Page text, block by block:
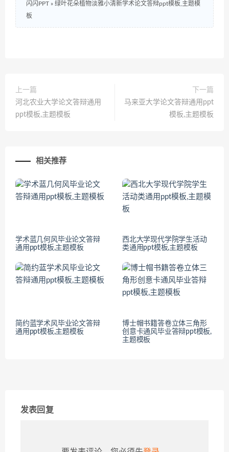
闪闪PPT » 绿叶花朵植物淡雅小清新学术论文答辩ppt模板,主题模
板
上一篇
河北农业大学论文答辩通用
ppt模板,主题模板
下一篇
马来亚大学论文答辩通用ppt
模板,主题模板
相关推荐
学术蓝几何风毕业论文答辩
通用ppt模板,主题模板
西北大学现代学院学生活动
类通用ppt模板,主题模板
简约蓝学术风毕业论文答辩
通用ppt模板,主题模板
博士帽书籍答卷立体三角形
创意卡通风毕业答辩ppt模板,
主题模板
发表回复